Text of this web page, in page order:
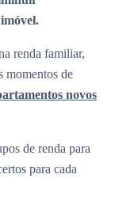
renda familiar,
momentos de
novos
de renda para
para cada